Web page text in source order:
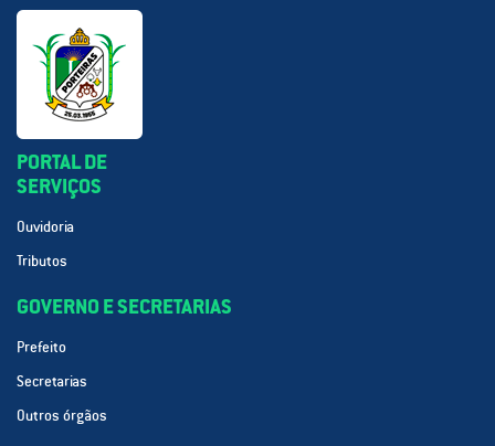
PORTAL DE
SERVIÇOS
Ouvidoria
Tributos
GOVERNO E SECRETARIAS
Prefeito
Secretarias
Outros órgãos